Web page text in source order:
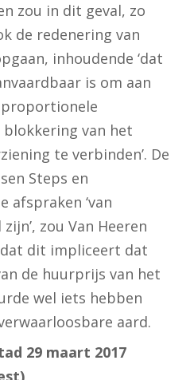
zou in dit geval, zo
de redenering van
inhoudende ‘dat
is om aan
blokkering van het
te verbinden’. De
Steps en
afspraken ‘van
zou Van Heeren
dit impliceert dat
de huurprijs van het
wel iets hebben
aard.
29 maart 2017